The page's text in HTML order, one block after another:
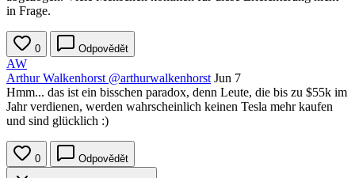
in Frage.
0 Odpovědět
AW
Arthur Walkenhorst @arthurwalkenhorst Jun 7
Hmm... das ist ein bisschen paradox, denn Leute, die bis zu $55k im
Jahr verdienen, werden wahrscheinlich keinen Tesla mehr kaufen
und sind glücklich :)
0 Odpovědět